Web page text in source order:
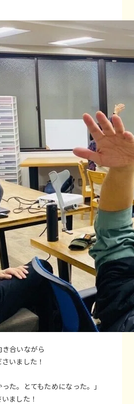
合いながら
いました！
た。とてもためになった。」
ました！